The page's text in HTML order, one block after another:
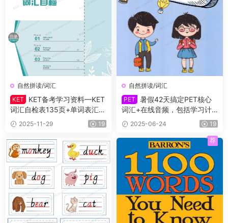
自然拼读/词汇
KET
KET备考学习资料—KET
词汇自检表135页+单词表汇总
55页+单词描红102页+高分秘
籍一本通手册+学习规划表141
页
2025-11-29 19
自然拼读/词汇
PET
暑假42天搞定PET核心
词汇+在线音频，包括学习计
划、单词讲解、背诵卡、默
写、练习题，从单词意思理解
到句子语法运用，帮助孩子深
度记忆词汇
2025-06-24 19
荐